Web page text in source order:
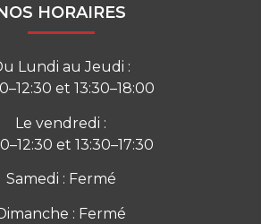
HORAIRES
Lundi au Jeudi :
et 13:30–18:00
Le vendredi :
et 13:30–17:30
Samedi : Fermé
: Fermé